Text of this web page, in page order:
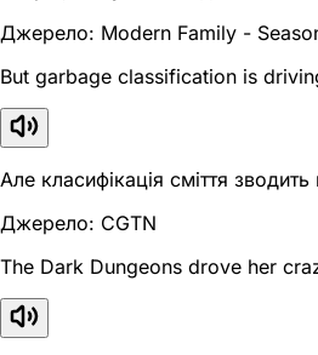
Джерело: Modern Family -
But garbage classification is
Але класифікація сміття
Джерело: CGTN
The Dark Dungeons drove her